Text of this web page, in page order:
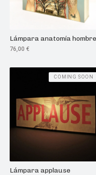
Lámpara anatomía hombre
76,00 €
Lámpara applause
COMING SOON